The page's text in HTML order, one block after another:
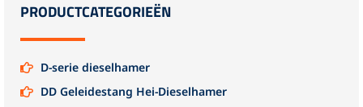
PRODUCTCATEGORIEËN
D-serie dieselhamer
DD Geleidestang Hei-Dieselhamer